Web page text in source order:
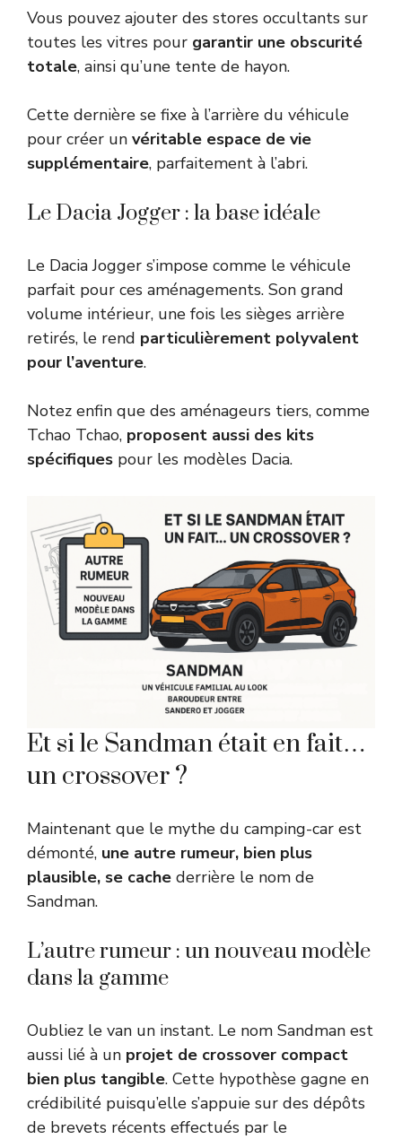
Vous pouvez ajouter des stores occultants sur
toutes les vitres pour garantir une obscurité
totale, ainsi qu’une tente de hayon.
Cette dernière se fixe à l’arrière du véhicule
pour créer un véritable espace de vie
supplémentaire, parfaitement à l’abri.
Le Dacia Jogger : la base idéale
Le Dacia Jogger s’impose comme le véhicule
parfait pour ces aménagements. Son grand
volume intérieur, une fois les sièges arrière
retirés, le rend particulièrement polyvalent
pour l’aventure.
Notez enfin que des aménageurs tiers, comme
Tchao Tchao, proposent aussi des kits
spécifiques pour les modèles Dacia.
Et si le Sandman était en fait…
un crossover ?
Maintenant que le mythe du camping-car est
démonté, une autre rumeur, bien plus
plausible, se cache derrière le nom de
Sandman.
L’autre rumeur : un nouveau modèle
dans la gamme
Oubliez le van un instant. Le nom Sandman est
aussi lié à un projet de crossover compact
bien plus tangible. Cette hypothèse gagne en
crédibilité puisqu’elle s’appuie sur des dépôts
de brevets récents effectués par le